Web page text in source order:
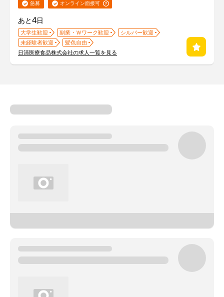
急募 オンライン面接可
あと4日
大学生歓迎 副業・Ｗワーク歓迎
シルバー歓迎
未経験者歓迎
髪色自由
日清医療食品株式会社の求人一覧を見る